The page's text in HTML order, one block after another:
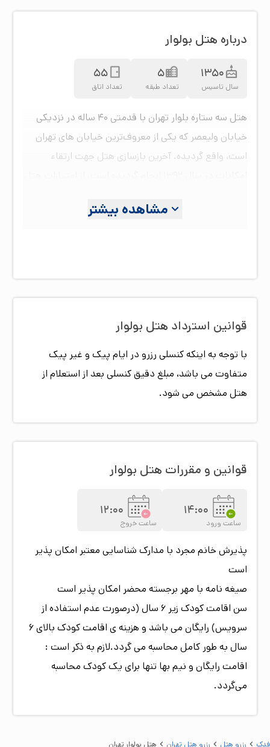
درباره هتل بولوار
1350
سال تاسیس
5
تعداد طبقه
55
تعداد اتاق
هتل سه ستاره بلوار تهران با قدمتی ۴۰ ساله در نزدیکی
خیابان ولیعصر که یکی از معروف‌ترین خیابان های تهران
است، واقع گردیده. آخرین بازسازی هتل جهت ارتقاء
آسان به مراکز خرید، دانشگاه امیر کبیر و وزارتخانه صنایع و
مشاهده بیشتر
قوانین استرداد هتل بولوار
با توجه به اینکه کنسلی رزرو در ایام پیک و غیر پیک
متفاوت می باشد، مبلغ دقیق کنسلی بعد از استعلام از
هتل مشخص می شود.
قوانین و مقررات هتل بولوار
ساعت ورود
14:00
ساعت خروج
12:00
پذیرش خانم مجرد با مدارک شناسایی معتبر امکان پذیر
است
صیغه نامه با مهر برجسته محضر امکان پذیر است
سن اقامت کودک زیر 6 سال (درصورت عدم استفاده از
سرویس) رایگان می باشد و هزینه ی اقامت کودک بالای 6
سال به طور کامل محاسبه می گردد.لازم به ذکر است :
اقامت رایگان و نیم بها تنها برای یک کودک محاسبه
می‌گردد.
فدک رزرو هتل رزرو هتل تهران هتل بولوار تهران